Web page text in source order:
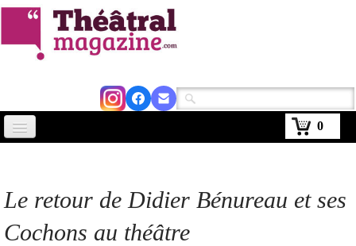
0
Le retour de Didier Bénureau et ses
Cochons au théâtre